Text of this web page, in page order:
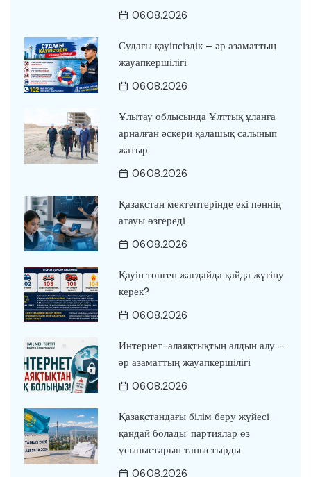
06.08.2026
Судағы қауіпсіздік – әр азаматтың
жауапкершілігі
06.08.2026
Ұлытау облысында Ұлттық ұланға
арналған әскери қалашық салынып
жатыр
06.08.2026
Қазақстан мектептерінде екі пәннің
атауы өзгереді
06.08.2026
Қауіп төнген жағдайда қайда жүгіну
керек?
06.08.2026
Интернет-алаяқтықтың алдын алу –
әр азаматтың жауапкершілігі
06.08.2026
Қазақстандағы білім беру жүйесі
қандай болады: партиялар өз
ұсыныстарын таныстырды
06.08.2026